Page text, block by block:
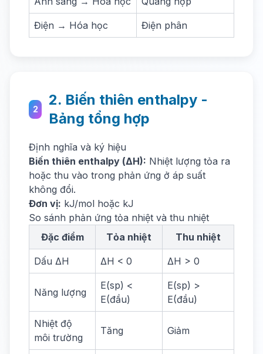
Điện → Hóa học Điện phân
2
2. Biến thiên enthalpy -
Bảng tổng hợp
Định nghĩa và ký hiệu
Biến thiên enthalpy (ΔH): Nhiệt lượng tỏa ra
hoặc thu vào trong phản ứng ở áp suất
không đổi.
Đơn vị: kJ/mol hoặc kJ
So sánh phản ứng tỏa nhiệt và thu nhiệt
Đặc điểm
Tỏa nhiệt Thu nhiệt
Dấu ΔH ΔH < 0 ΔH > 0
Năng lượng
E(sp) <
E(đầu)
E(sp) >
E(đầu)
Nhiệt độ
môi trường
Tăng Giảm